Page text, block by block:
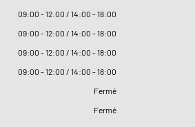
09:00 - 12:00 / 14:00 - 18:00
09:00 - 12:00 / 14:00 - 18:00
09:00 - 12:00 / 14:00 - 18:00
09:00 - 12:00 / 14:00 - 18:00
Fermé
Fermé